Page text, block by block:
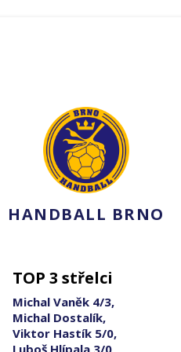
HANDBALL BRNO
TOP 3 střelci
Michal Vaněk 4/3,
Michal Dostalík,
Viktor Hastík 5/0,
Luboš Hlípala 3/0